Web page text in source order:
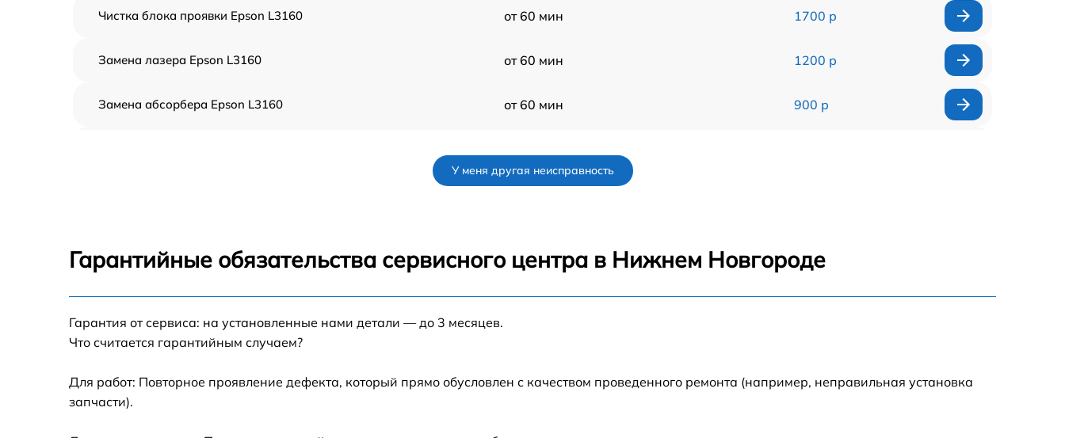
Чистка блока проявки Epson L3160 от 60 мин 1700 р
Замена лазера Epson L3160 от 60 мин 1200 р
Замена абсорбера Epson L3160 от 60 мин 900 р
Замена печатной головки Epson L3160
У меня другая неисправность
Гарантийные обязательства сервисного центра в Нижнем Новгороде
Гарантия от сервиса: на установленные нами детали — до 3 месяцев.
Что считается гарантийным случаем?
Для работ: Повторное проявление дефекта, который прямо обусловлен с качеством проведенного ремонта (например, неправильная установка
запчасти).